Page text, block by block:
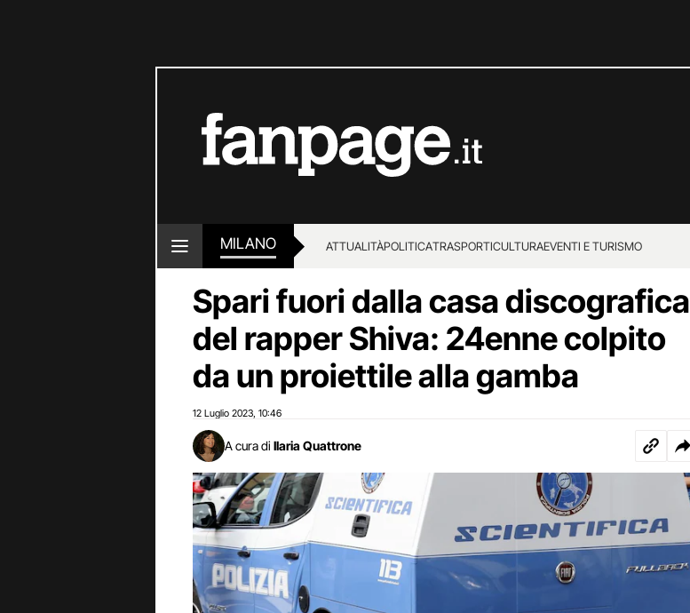
MILANO ATTUALITÀPOLITICATRASPORTICULTURAEVENTI E TURISMO
Spari fuori dalla casa discografica
del rapper Shiva: 24enne colpito
da un proiettile alla gamba
12 Luglio 2023 10:46
A cura di Ilaria Quattrone